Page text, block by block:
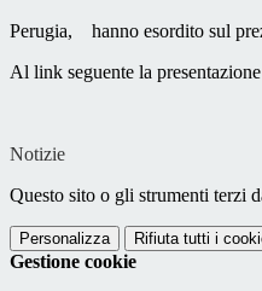
Perugia, hanno esordito sul
Al link seguente la
Notizie
Questo sito o gli strumenti terzi
Personalizza Rifiuta tutti i
Gestione cookie